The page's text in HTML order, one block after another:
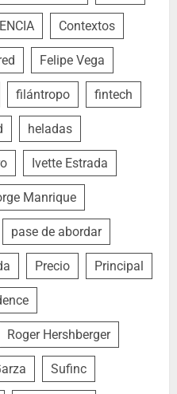
Contextos
Felipe Vega
filántropo fintech
heladas
Ivette Estrada
Manrique
pase de abordar
Precio Principal
Roger Hershberger
Sufinc